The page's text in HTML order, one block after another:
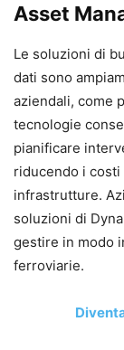
Asset
Le soluzioni di
dati sono
aziendali, come
tecnologie
pianificare
riducendo i costi
infrastrutture.
soluzioni di
gestire in modo
ferroviarie.